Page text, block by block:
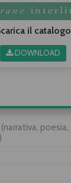
il catalogo
DOWNLOAD
poesia,